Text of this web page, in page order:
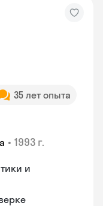
35 лет опыта
• 1993 г.
и